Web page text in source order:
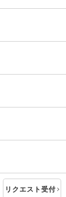
リクエスト受付